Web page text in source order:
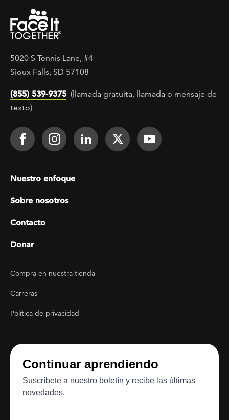
5020 S Tennis Lane, #4
Sioux Falls, SD 57108
(855) 539-9375 (llamada gratuita, llamada o mensaje de
texto)
Footer Social
Face It TOGETHER on Facebook
Face It TOGETHER on
Face It TOGETHER on
Face ItFace It
Footer menu
Nuestro enfoque
Sobre nosotros
Contacto
Donar
Footer Utility
Compra en nuestra tienda
Carreras
Política de privacidad